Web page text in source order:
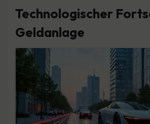
Technologischer
Geldanlage